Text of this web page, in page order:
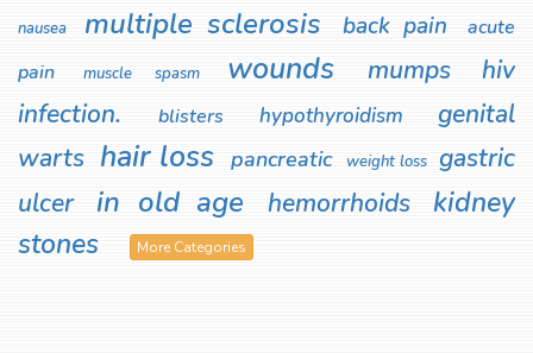
nausea multiple sclerosis back pain
acute
pain
muscle spasm wounds mumps
hiv
infection.
blisters hypothyroidism
genital
warts hair loss pancreatic weight loss gastric
ulcer
in old age hemorrhoids
kidney
stones
More Categories